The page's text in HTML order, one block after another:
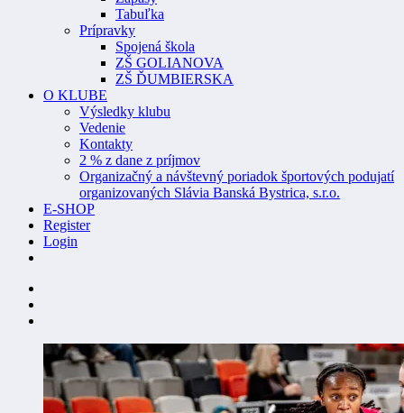
Tabuľka
Prípravky
Spojená škola
ZŠ GOLIANOVA
ZŠ ĎUMBIERSKA
O KLUBE
Výsledky klubu
Vedenie
Kontakty
2 % z dane z príjmov
Organizačný a návštevný poriadok športových podujatí
organizovaných Slávia Banská Bystrica, s.r.o.
E-SHOP
Register
Login